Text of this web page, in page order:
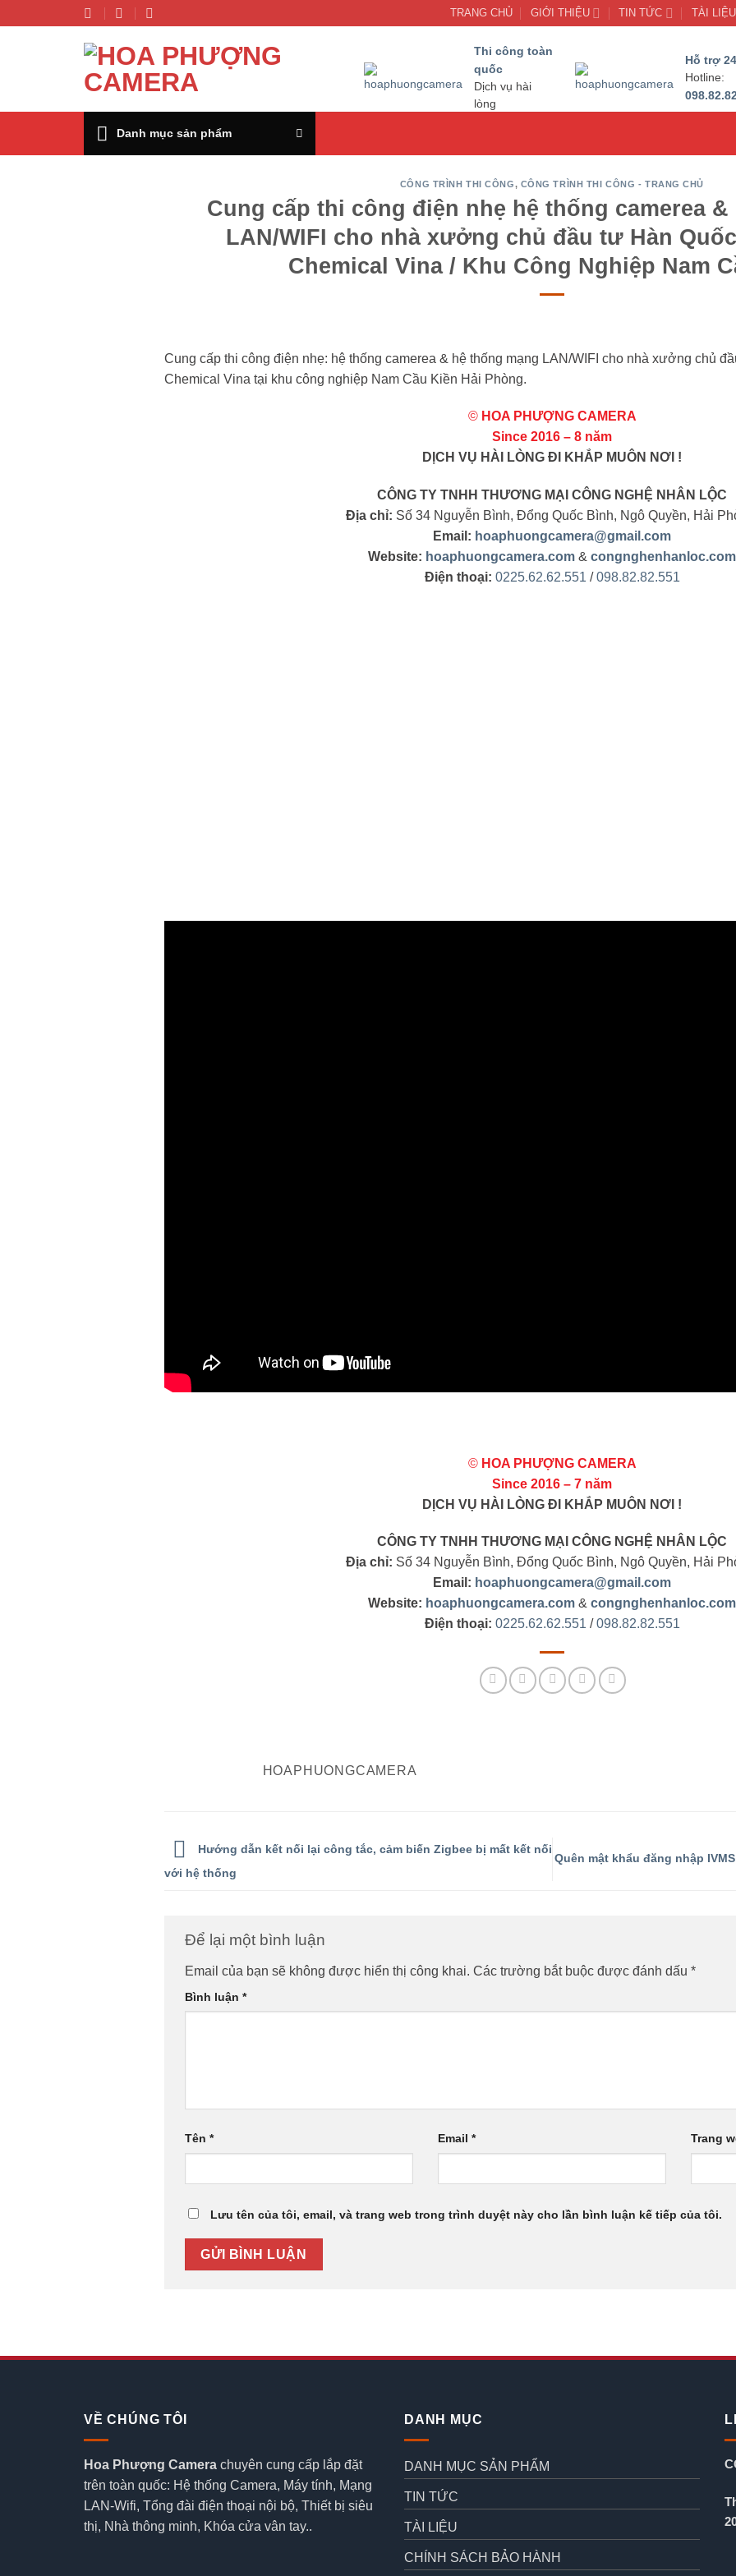
đến
TRANG CHỦ GIỚI THIỆU TIN TỨC TÀI LIỆU
Thi công toàn
quốc
Dịch vụ hài
lòng
Hỗ trợ
Hotline:
Danh mục sản phẩm
CÔNG TRÌNH THI CÔNG, CÔNG TRÌNH THI CÔNG - TRANG CHỦ
Cung cấp thi công điện nhẹ hệ thống camerea
LAN/WIFI cho nhà xưởng chủ đầu tư Hàn
Chemical Vina / Khu Công Nghiệp Nam
Cung cấp thi công điện nhẹ: hệ thống camerea & hệ thống mạng LAN/WIFI cho nhà xưởng chủ
Chemical Vina tại khu công nghiệp Nam Cầu Kiền Hải Phòng.
© HOA PHƯỢNG CAMERA
Since 2016 – 8 năm
DỊCH VỤ HÀI LÒNG ĐI KHẮP MUÔN NƠI !
CÔNG TY TNHH THƯƠNG MẠI CÔNG NGHỆ NHÂN LỘC
Địa chỉ: Số 34 Nguyễn Bình, Đổng Quốc Bình, Ngô Quyền, Hải
Email: hoaphuongcamera@gmail.com
Website: hoaphuongcamera.com & congnghenhanloc.com
Điện thoại: 0225.62.62.551 /098.82.82.551
© HOA PHƯỢNG CAMERA
Since 2016 – 7 năm
DỊCH VỤ HÀI LÒNG ĐI KHẮP MUÔN NƠI !
CÔNG TY TNHH THƯƠNG MẠI CÔNG NGHỆ NHÂN LỘC
Địa chỉ: Số 34 Nguyễn Bình, Đổng Quốc Bình, Ngô Quyền, Hải
Email: hoaphuongcamera@gmail.com
Website: hoaphuongcamera.com & congnghenhanloc.com
Điện thoại: 0225.62.62.551 /098.82.82.551
HOAPHUONGCAMERA
Hướng dẫn kết nối lại công tắc, cảm biến Zigbee bị mất kết nối
với hệ thống
Quên mật khẩu đăng nhập
Để lại một bình luận
Email của bạn sẽ không được hiển thị công khai. Các trường bắt buộc được đánh dấu *
Bình luận *
Tên * Email * Trang
Lưu tên của tôi, email, và trang web trong trình duyệt này cho lần bình luận kế tiếp của tôi.
VỀ CHÚNG TÔI
Hoa Phượng Camera chuyên cung cấp lắp đặt
trên toàn quốc: Hệ thống Camera, Máy tính, Mạng
LAN-Wifi, Tổng đài điện thoại nội bộ, Thiết bị siêu
thị, Nhà thông minh, Khóa cửa vân tay..
DANH MỤC
DANH MỤC SẢN PHẨM
TIN TỨC
TÀI LIỆU
CHÍNH SÁCH BẢO HÀNH